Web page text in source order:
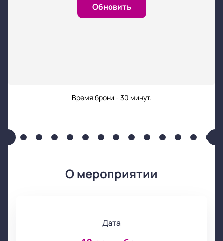
Обновить
Время брони - 30 минут.
О мероприятии
Дата